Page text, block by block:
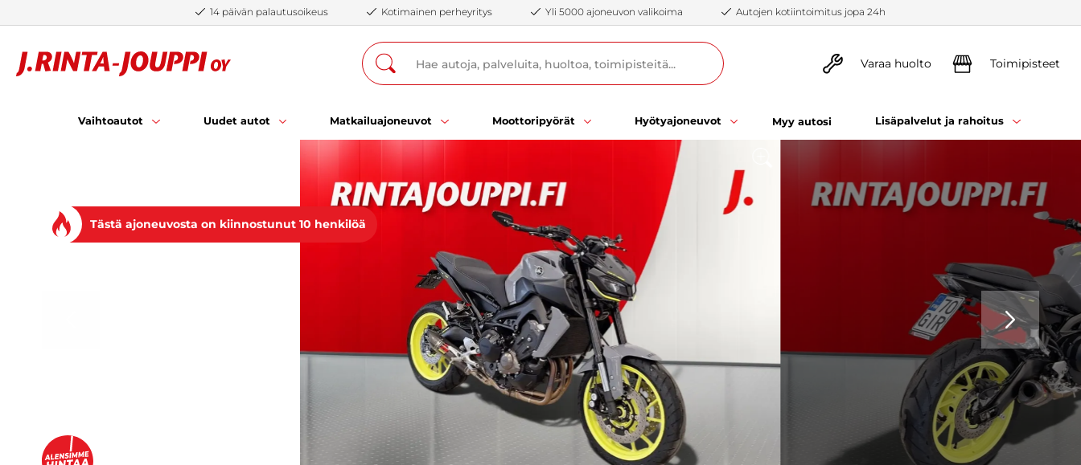
14 päivän palautusoikeus Kotimainen perheyritys Yli 5000 ajoneuvon valikoima Autojen kotiintoimitus jopa 24h
Varaa huolto Toimipisteet
Vaihtoautot Uudet autot Matkailuajoneuvot Moottoripyörät Hyötyajoneuvot Myy autosi Lisäpalvelut ja rahoitus
SEURAAVA
Tästä ajoneuvosta on kiinnostunut 10 henkilöä